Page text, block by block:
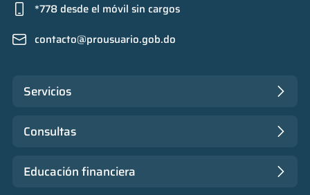
*778 desde el móvil sin cargos
contacto@prousuario.gob.do
Servicios
Consultas
Educación financiera